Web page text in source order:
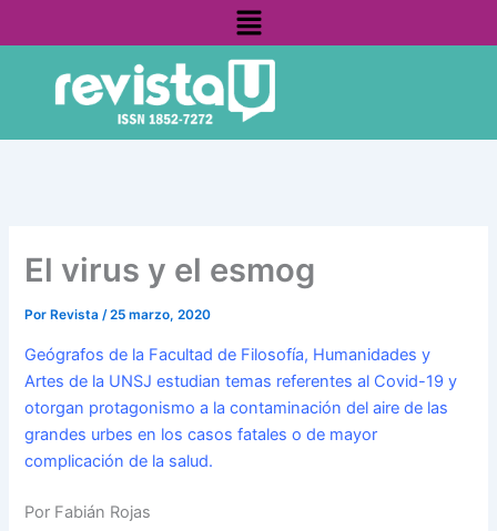
Menú
El virus y el esmog
Por Revista/25 marzo, 2020
Geógrafos de la Facultad de Filosofía, Humanidades y
Artes de la UNSJ estudian temas referentes al Covid-19 y
otorgan protagonismo a la contaminación del aire de las
grandes urbes en los casos fatales o de mayor
complicación de la salud.
Por Fabián Rojas